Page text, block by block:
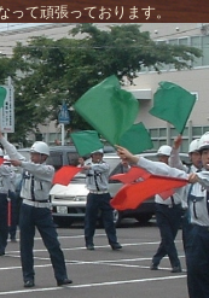
て頑張っております。